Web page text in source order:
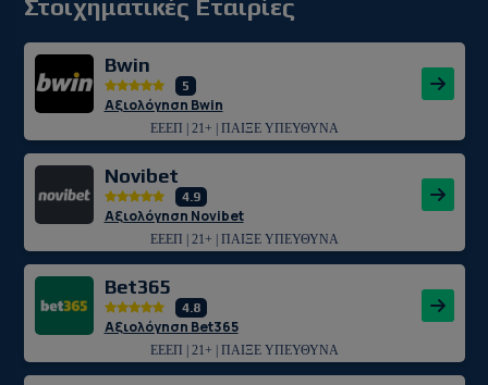
Στοιχηματικές Εταιρίες
Bwin
5
Αξιολόγηση Bwin
ΕΕΕΠ | 21+ | ΠΑΙΞΕ ΥΠΕΥΘΥΝΑ
Novibet
4.9
Αξιολόγηση Novibet
ΕΕΕΠ | 21+ | ΠΑΙΞΕ ΥΠΕΥΘΥΝΑ
Bet365
4.8
Αξιολόγηση Bet365
ΕΕΕΠ | 21+ | ΠΑΙΞΕ ΥΠΕΥΘΥΝΑ